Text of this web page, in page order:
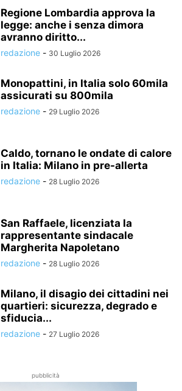
Regione Lombardia approva la
legge: anche i senza dimora
avranno diritto...
redazione - 30 Luglio 2026
Monopattini, in Italia solo 60mila
assicurati su 800mila
redazione - 29 Luglio 2026
Caldo, tornano le ondate di calore
in Italia: Milano in pre-allerta
redazione - 28 Luglio 2026
San Raffaele, licenziata la
rappresentante sindacale
Margherita Napoletano
redazione - 28 Luglio 2026
Milano, il disagio dei cittadini nei
quartieri: sicurezza, degrado e
sfiducia...
redazione - 27 Luglio 2026
pubblicità